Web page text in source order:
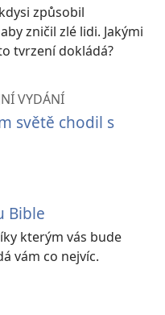
způsobil
zničil zlé lidi. Jakými
tvrzení dokládá?
VYDÁNÍ
světě chodil s
Bible
kterým vás bude
vám co nejvíc.